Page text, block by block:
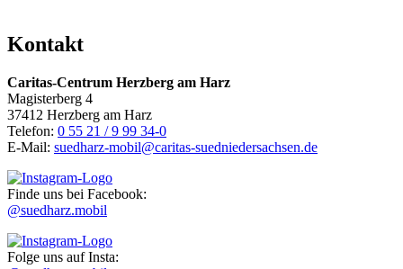
Kontakt
Caritas-Centrum Herzberg am Harz
Magisterberg 4
37412 Herzberg am Harz
Telefon: 0 55 21 / 9 99 34-0
E-Mail: suedharz-mobil@caritas-suedniedersachsen.de
Finde uns bei Facebook:
@suedharz.mobil
Folge uns auf Insta: